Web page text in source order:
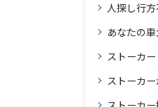
人探し行
あなたの車大丈夫です
ストーカ
ストーカーから